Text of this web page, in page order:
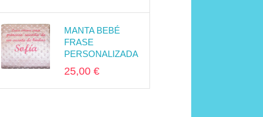
MANTA BEBÉ
FRASE
PERSONALIZADA
25,00 €